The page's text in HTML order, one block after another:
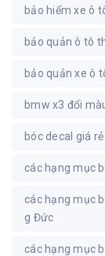
bảo hiểm xe ô
bảo quản ô tô
bảo quản xe ô
bmw x3 đổi
bóc decal giá rẻ
các hạng mục
các hạng mục
g Đức
các hạng mục